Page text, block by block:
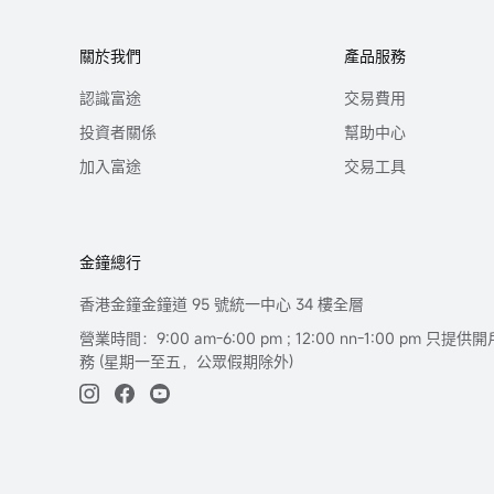
關於我們
認識富途
投資者關係
加入富途
產品服務
交易費用
幫助中心
交易工具
金鐘總行
香港金鐘金鐘道 95 號統一中心 34 樓全層
營業時間：9:00 am-6:00 pm ; 12:00 nn-1:00 pm 只提供開
務 (星期一至五，公眾假期除外)